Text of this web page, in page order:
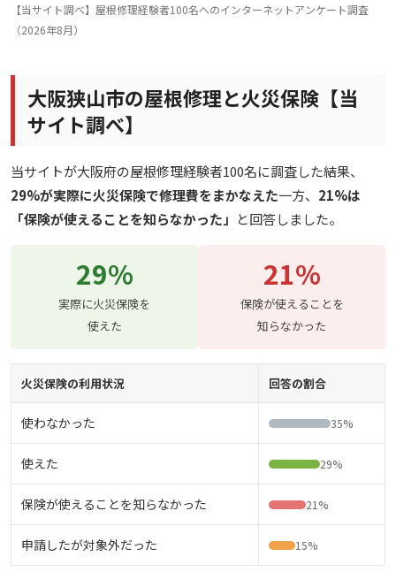
【当サイト調べ】屋根修理経験者100名へのインターネットアンケート調査
（2026年8月）
大阪狭山市の屋根修理と火災保険【当
サイト調べ】
当サイトが大阪府の屋根修理経験者100名に調査した結果、
29%が実際に火災保険で修理費をまかなえた一方、 21%は
「保険が使えることを知らなかった」 と回答しました。
29%
実際に火災保険を
使えた
21%
保険が使えることを
知らなかった
火災保険の利用状況 回答の割合
使わなかった 35%
使えた 29%
保険が使えることを知らなかった 21%
申請したが対象外だった 15%